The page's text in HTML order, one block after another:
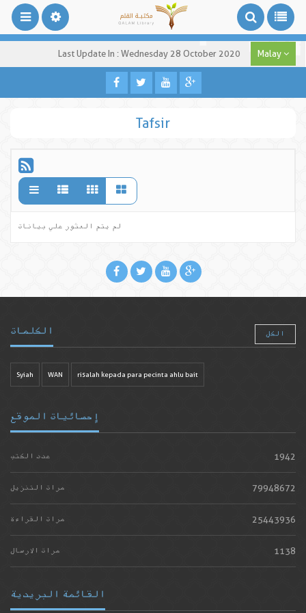
Last Update In : Wednesday 28 October 2020 Malay
Tafsir
لم يتم العثور علي بيانات
الكلمات الكل
Syiah WAN risalah kepada para pecinta ahlu bait
إحصائيات الموقع
عدد الكتب 1942
مرات التنزيل 79948672
مرات القراءة 25443936
مرات الارسال 1138
القائمة البريدية